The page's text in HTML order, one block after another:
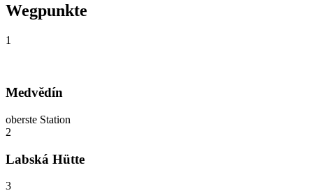
Wegpunkte
1
Medvědín
oberste Station
2
Labská Hütte
3